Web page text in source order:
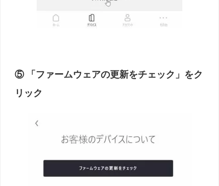
⑤ 「ファームウェアの更新をチェック」をク
リック